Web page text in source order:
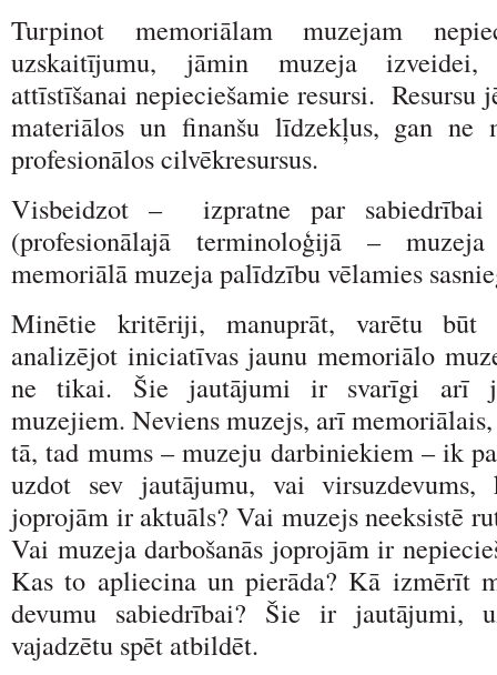
Turpinot memoriālam muzejam
uzskaitījumu, jāmin muzeja izveidei,
attīstīšanai nepieciešamie resursi. Resursu
materiālos un finanšu līdzekļus, gan ne
profesionālos cilvēkresursus.
Visbeidzot – izpratne par sabiedrībai
(profesionālajā terminoloģijā –
memoriālā muzeja palīdzību vēlamies
Minētie kritēriji, manuprāt, varētu būt
analizējot iniciatīvas jaunu memoriālo
ne tikai. Šie jautājumi ir svarīgi arī
muzejiem. Neviens muzejs, arī memoriālais,
tā, tad mums – muzeju darbiniekiem – ik
uzdot sev jautājumu, vai virsuzdevums,
joprojām ir aktuāls? Vai muzejs neeksistē
Vai muzeja darbošanās joprojām ir
Kas to apliecina un pierāda? Kā izmērīt
devumu sabiedrībai? Šie ir jautājumi,
vajadzētu spēt atbildēt.